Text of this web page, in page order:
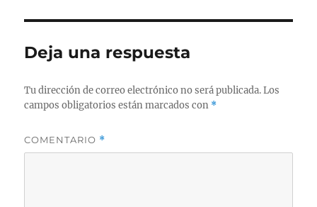
Deja una respuesta
Tu dirección de correo electrónico no será publicada. Los
campos obligatorios están marcados con *
COMENTARIO *